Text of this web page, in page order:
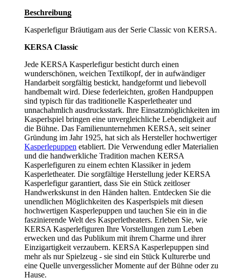
Beschreibung
Kasperlefigur Bräutigam aus der Serie Classic von KERSA.
KERSA Classic
Jede KERSA Kasperlefigur besticht durch einen
wunderschönen, weichen Textilkopf, der in aufwändiger
Handarbeit sorgfältig bestickt, handgeformt und liebevoll
handbemalt wird. Diese federleichten, großen Handpuppen
sind typisch für das traditionelle Kasperletheater und
unnachahmlich ausdrucksstark. Ihre Einsatzmöglichkeiten im
Kasperlspiel bringen eine unvergleichliche Lebendigkeit auf
die Bühne. Das Familienunternehmen KERSA, seit seiner
Gründung im Jahr 1925, hat sich als Hersteller hochwertiger
Kasperlepuppen etabliert. Die Verwendung edler Materialien
und die handwerkliche Tradition machen KERSA
Kasperlefiguren zu einem echten Klassiker in jedem
Kasperletheater. Die sorgfältige Herstellung jeder KERSA
Kasperlefigur garantiert, dass Sie ein Stück zeitloser
Handwerkskunst in den Händen halten. Entdecken Sie die
unendlichen Möglichkeiten des Kasperlspiels mit diesen
hochwertigen Kasperlepuppen und tauchen Sie ein in die
faszinierende Welt des Kasperletheaters. Erleben Sie, wie
KERSA Kasperlefiguren Ihre Vorstellungen zum Leben
erwecken und das Publikum mit ihrem Charme und ihrer
Einzigartigkeit verzaubern. KERSA Kasperlepuppen sind
mehr als nur Spielzeug - sie sind ein Stück Kulturerbe und
eine Quelle unvergesslicher Momente auf der Bühne oder zu
Hause.